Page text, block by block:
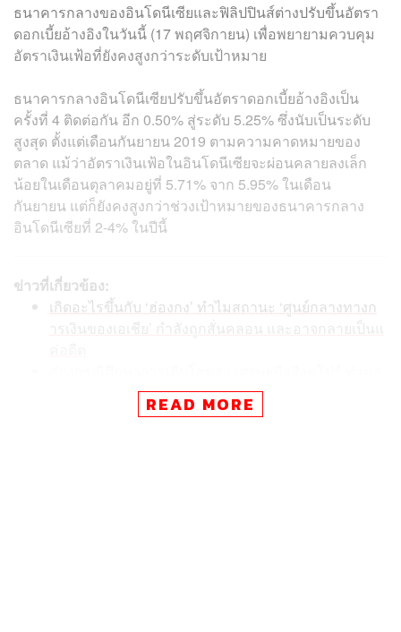
ธนาคารกลางของอินโดนีเซียและฟิลิปปินส์ต่างปรับขึ้นอัตรา
ดอกเบี้ยอ้างอิงในวันนี้ (17 พฤศจิกายน) เพื่อพยายามควบคุม
อัตราเงินเฟ้อที่ยังคงสูงกว่าระดับเป้าหมาย
ธนาคารกลางอินโดนีเซียปรับขึ้นอัตราดอกเบี้ยอ้างอิงเป็น
ครั้งที่ 4 ติดต่อกัน อีก 0.50% สู่ระดับ 5.25% ซึ่งนับเป็นระดับ
สูงสุด ตั้งแต่เดือนกันยายน 2019 ตามความคาดหมายของ
ตลาด แม้ว่าอัตราเงินเฟ้อในอินโดนีเซียจะผ่อนคลายลงเล็ก
น้อยในเดือนตุลาคมอยู่ที่ 5.71% จาก 5.95% ในเดือน
กันยายน แต่ก็ยังคงสูงกว่าช่วงเป้าหมายของธนาคารกลาง
อินโดนีเซียที่ 2-4% ในปีนี้
ข่าวที่เกี่ยวข้อง:
เกิดอะไรขึ้นกับ ‘ฮ่องกง’ ทำไมสถานะ ‘ศูนย์กลางทางก
ารเงินของเอเชีย’ กำลังถูกสั่นคลอน และอาจกลายเป็นแ
ลางความไม่แน่นอนที่รออยู่ข้างหน้า
เปิดจุดเด่น เวียดนาม หลังจ่อขึ้นแท่นประเทศที่คว้าชัยใ
READ MORE